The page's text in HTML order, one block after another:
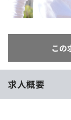
学校向けプラン
この
求人概要